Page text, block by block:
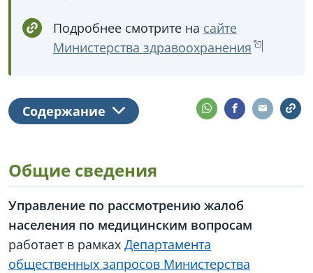
Подробнее смотрите на сайте
Министерства здравоохранения
Содержание
Общие сведения
Управление по рассмотрению жалоб
населения по медицинским вопросам
работает в рамках Департамента
общественных запросов Министерства